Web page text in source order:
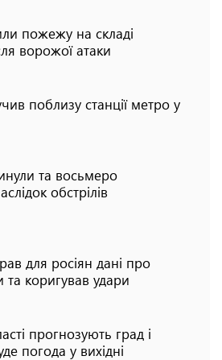
пожежу на складі
ворожої атаки
поблизу станції метро у
та восьмеро
обстрілів
для росіян дані про
та коригував удари
прогнозують град і
погода у вихідні